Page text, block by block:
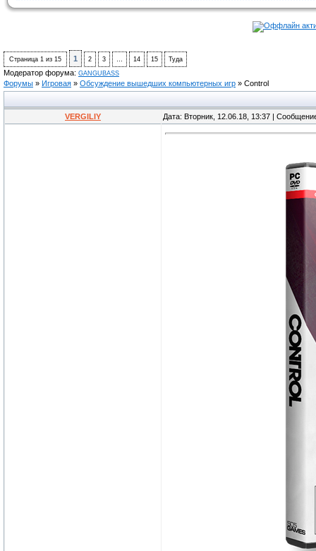
Страница 1 из 15 1 2 3 … 14 15 Туда
Модератор форума: GANGUBASS
Форумы » Игровая » Обсуждение вышедших компьютерных игр » Control
VERGILIY Дата: Вторник, 12.06.18, 13:37 |